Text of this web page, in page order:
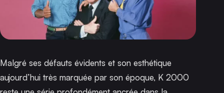
Malgré ses défauts évidents et son esthétique
aujourd’hui très marquée par son époque, K 2000